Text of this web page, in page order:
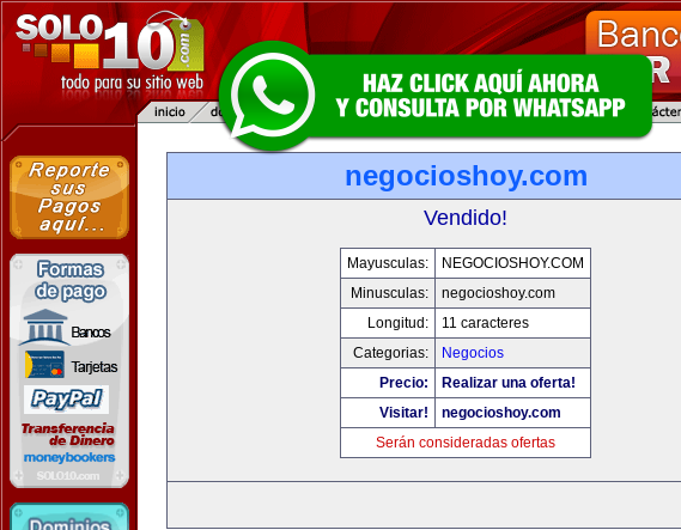
negocioshoy.com
Vendido!
Mayusculas:
NEGOCIOSHOY.COM
Minusculas:
negocioshoy.com
Longitud:
11 caracteres
Categorias:
Negocios
Precio:
Realizar una oferta!
Visitar!
negocioshoy.com
Serán consideradas ofertas